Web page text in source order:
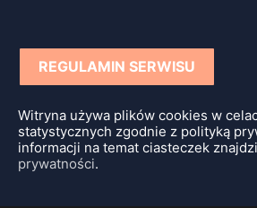
REGULAMIN SERWISU
Witryna używa plików cookies w
statystycznych zgodnie z polityką
informacji na temat ciasteczek
prywatności.